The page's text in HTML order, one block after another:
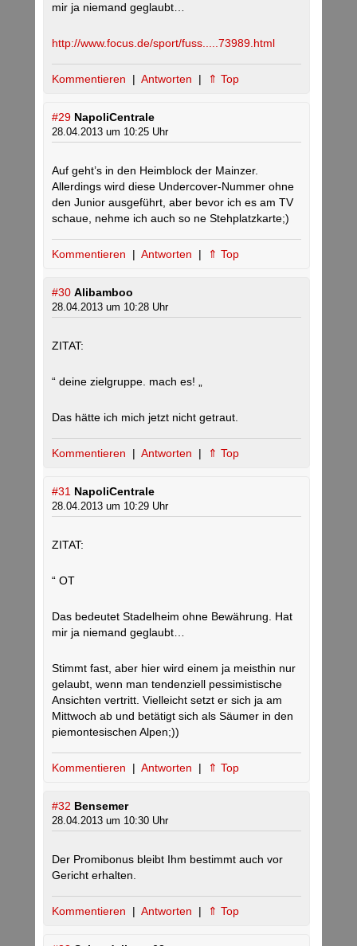
mir ja niemand geglaubt…
http://www.focus.de/sport/fuss.....73989.html
Kommentieren | Antworten | ⇑ Top
#29 NapoliCentrale
28.04.2013 um 10:25 Uhr
Auf geht’s in den Heimblock der Mainzer.
Allerdings wird diese Undercover-Nummer ohne
den Junior ausgeführt, aber bevor ich es am TV
schaue, nehme ich auch so ne Stehplatzkarte;)
Kommentieren | Antworten | ⇑ Top
#30 Alibamboo
28.04.2013 um 10:28 Uhr
ZITAT:
“ deine zielgruppe. mach es! „
Das hätte ich mich jetzt nicht getraut.
Kommentieren | Antworten | ⇑ Top
#31 NapoliCentrale
28.04.2013 um 10:29 Uhr
ZITAT:
“ OT
Das bedeutet Stadelheim ohne Bewährung. Hat
mir ja niemand geglaubt…
Stimmt fast, aber hier wird einem ja meisthin nur
gelaubt, wenn man tendenziell pessimistische
Ansichten vertritt. Vielleicht setzt er sich ja am
Mittwoch ab und betätigt sich als Säumer in den
piemontesischen Alpen;))
Kommentieren | Antworten | ⇑ Top
#32 Bensemer
28.04.2013 um 10:30 Uhr
Der Promibonus bleibt Ihm bestimmt auch vor
Gericht erhalten.
Kommentieren | Antworten | ⇑ Top